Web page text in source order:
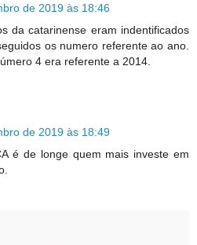
de 2019 às 18:46
da catarinense eram indentificados
os numero referente ao ano.
4 era referente a 2014.
de 2019 às 18:49
é de longe quem mais investe em